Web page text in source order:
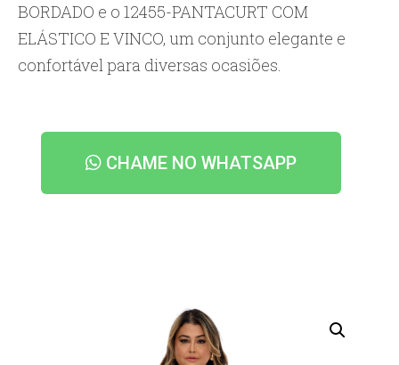
BORDADO e o 12455-PANTACURT COM
ELÁSTICO E VINCO, um conjunto elegante e
confortável para diversas ocasiões.
CHAME NO WHATSAPP